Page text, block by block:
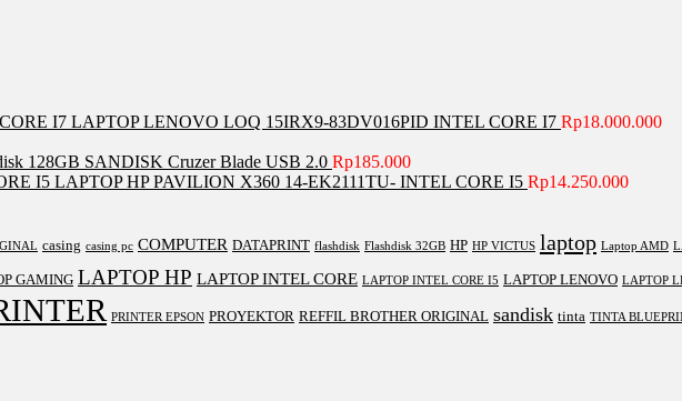
LAPTOP LENOVO LOQ 15IRX9-83DV016PID INTEL CORE I7 Rp18.000.000
128GB SANDISK Cruzer Blade USB 2.0 Rp185.000
LAPTOP HP PAVILION X360 14-EK2111TU- INTEL CORE I5 Rp14.250.000
casing casing pc COMPUTER DATAPRINT flashdisk Flashdisk 32GB HP HP VICTUS laptop Laptop AMD
GAMING LAPTOP HP LAPTOP INTEL CORE LAPTOP INTEL CORE I5 LAPTOP LENOVO LAPTOP
PRINTER EPSON PROYEKTOR REFFIL BROTHER ORIGINAL sandisk tinta TINTA